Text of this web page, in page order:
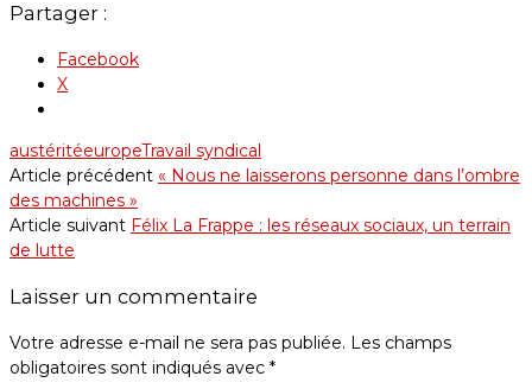
Partager :
Facebook
X
austéritéeuropeTravail syndical
Article précédent « Nous ne laisserons personne dans l’ombre
des machines »
Article suivant Félix La Frappe : les réseaux sociaux, un terrain
de lutte
Laisser un commentaire
Votre adresse e-mail ne sera pas publiée. Les champs
obligatoires sont indiqués avec *